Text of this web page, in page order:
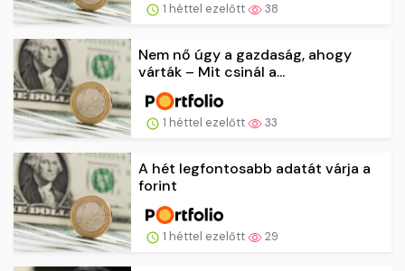
1 héttel ezelőtt 38
Nem nő úgy a gazdaság, ahogy
várták – Mit csinál a...
1 héttel ezelőtt 33
A hét legfontosabb adatát várja a
forint
1 héttel ezelőtt 29